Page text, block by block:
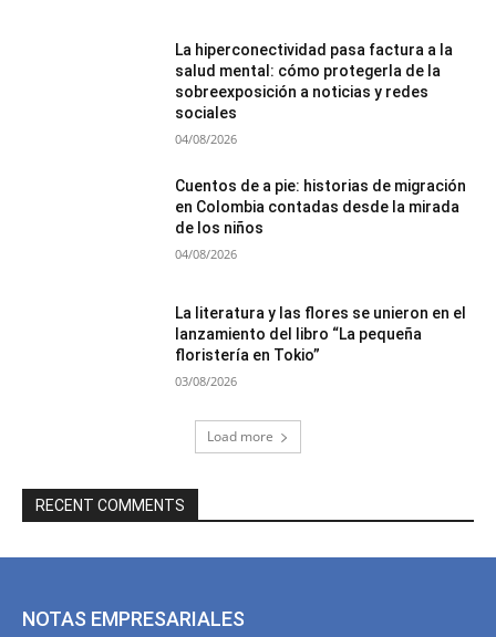
La hiperconectividad pasa factura a la
salud mental: cómo protegerla de la
sobreexposición a noticias y redes
sociales
04/08/2026
Cuentos de a pie: historias de migración
en Colombia contadas desde la mirada
de los niños
04/08/2026
La literatura y las flores se unieron en el
lanzamiento del libro “La pequeña
floristería en Tokio”
03/08/2026
Load more
RECENT COMMENTS
NOTAS EMPRESARIALES